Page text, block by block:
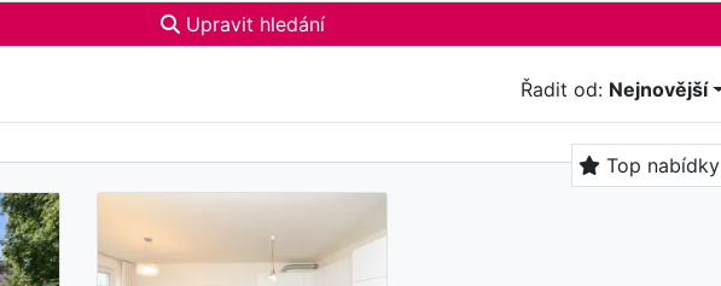
Upravit hledání
Řadit od: Nejnovější
Top nabídky